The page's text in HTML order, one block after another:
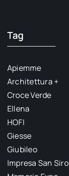
Tag
Apiemme
Architettura +
Croce Verde
Ellena
HOFI
Giesse
Giubileo
Impresa San Siro